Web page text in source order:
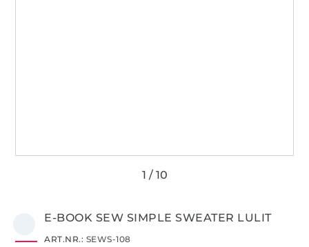
E-BOOK SEW SIMPLE SWEATER LULIT
ART.NR.: SEWS-108